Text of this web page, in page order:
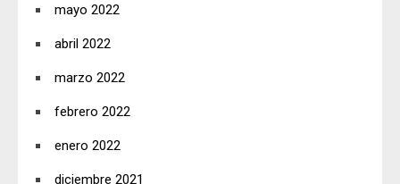
mayo 2022
abril 2022
marzo 2022
febrero 2022
enero 2022
diciembre 2021